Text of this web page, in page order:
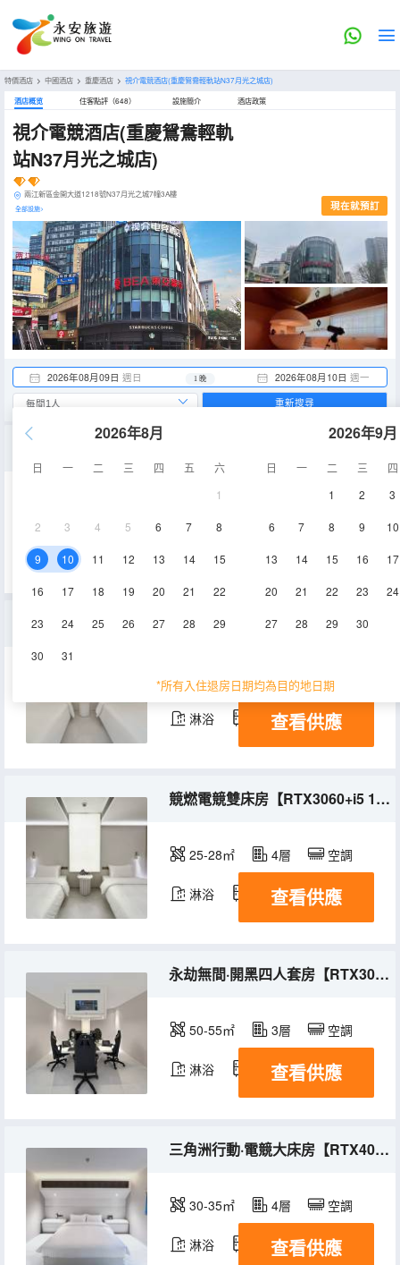
特價酒店 > 中國酒店 > 重慶酒店 > 視介電競酒店(重慶鴛鴦輕軌站N37月光之城店)
酒店概览 住客點評（648） 設施簡介 酒店政策
視介電競酒店(重慶鴛鴦輕軌
站N37月光之城店)
兩江新區金開大道1218號N37月光之城7幢3A樓
全部設施> 現在就預訂
2026年08月09日 週日 2026年08月10日 週一
1 晚
2026年8月
日 一 二 三 四 五
六
1
2 3 4 5 6 7 8
9 10 11 12 13 14 15
16 17 18 19 20 21 22
23 24 25 26 27 28 29
30 31
2026年9月
日 一 二 三
四
1
2 3
6 7 8 9 10
13 14 15 16 17
20 21 22 23 24
27 28 29 30
*所有入住退房日期均為目的地日期
重新搜尋
20-25㎡ 空調
28-30㎡ 3層 空調
淋浴 冰箱查看供應
競燃電競雙床房【RTX3060+i5 10400+2K+165HZ】
25-28㎡ 4層 空調
淋浴 冰箱查看供應
永劫無間·開黑四人套房【RTX3060+i5 0400+2K+165HZ】
50-55㎡ 3層 空調
淋浴 冰箱查看供應
三角洲行動·電競大床房【RTX4060+i5 10400+165HZ】
30-35㎡ 4層 空調
淋浴 冰箱查看供應